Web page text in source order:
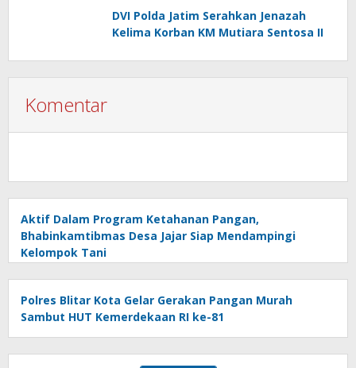
DVI Polda Jatim Serahkan Jenazah
Kelima Korban KM Mutiara Sentosa II
Komentar
Aktif Dalam Program Ketahanan Pangan,
Bhabinkamtibmas Desa Jajar Siap Mendampingi
Kelompok Tani
Polres Blitar Kota Gelar Gerakan Pangan Murah
Sambut HUT Kemerdekaan RI ke-81